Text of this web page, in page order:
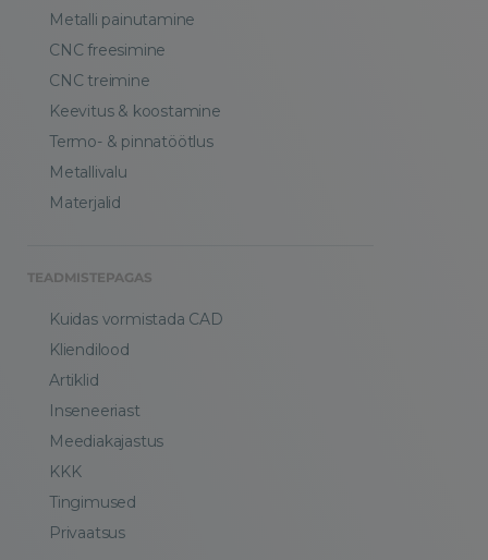
Metalli painutamine
CNC freesimine
CNC treimine
Keevitus & koostamine
Termo- & pinnatöötlus
Metallivalu
Materjalid
TEADMISTEPAGAS
Kuidas vormistada CAD
Kliendilood
Artiklid
Inseneeriast
Meediakajastus
KKK
Tingimused
Privaatsus